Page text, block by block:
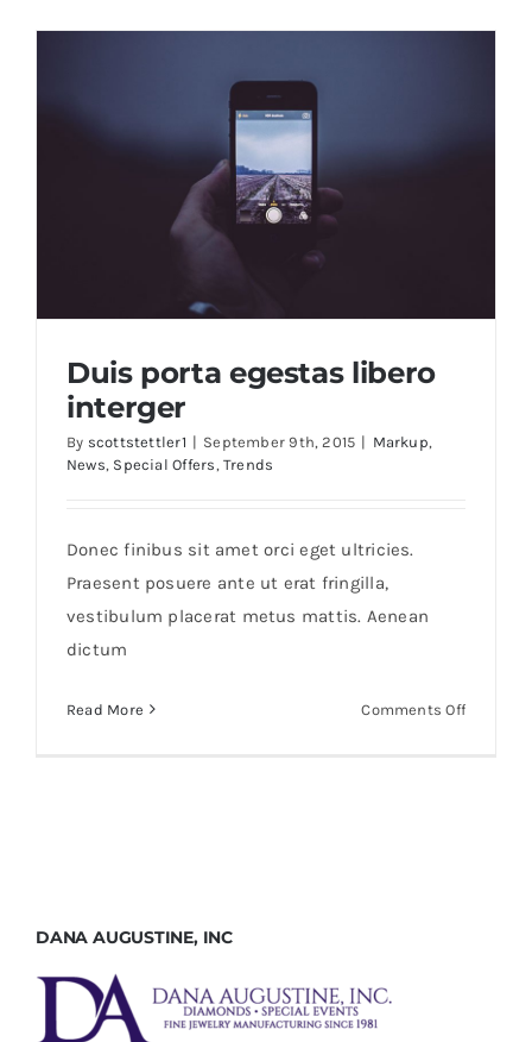
Duis porta egestas libero
interger
By scottstettler1 | September 9th, 2015 | Markup,
News, Special Offers , Trends
Donec finibus sit amet orci eget ultricies.
Praesent posuere ante ut erat fringilla,
vestibulum placerat metus mattis. Aenean
dictum
Read More Comments Offon
DANA AUGUSTINE, INC